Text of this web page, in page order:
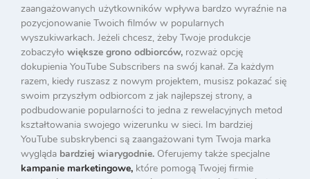
zaangażowanych użytkowników wpływa bardzo wyraźnie na
pozycjonowanie Twoich filmów w popularnych
wyszukiwarkach. Jeżeli chcesz, żeby Twoje produkcje
zobaczyło większe grono odbiorców, rozważ opcję
dokupienia YouTube Subscribers na swój kanał. Za każdym
razem, kiedy ruszasz z nowym projektem, musisz pokazać się
swoim przyszłym odbiorcom z jak najlepszej strony, a
podbudowanie popularności to jedna z rewelacyjnych metod
kształtowania swojego wizerunku w sieci. Im bardziej
YouTube subskrybenci są zaangażowani tym Twoja marka
wygląda bardziej wiarygodnie. Oferujemy także specjalne
kampanie marketingowe, które pomogą Twojej firmie